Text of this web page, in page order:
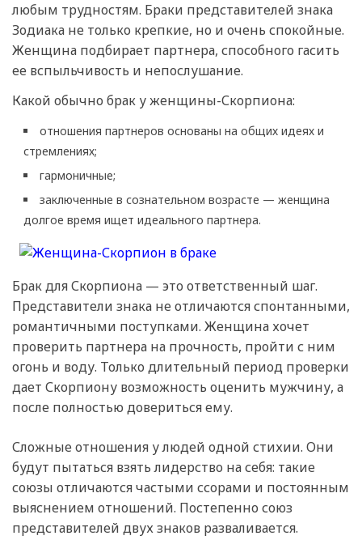
любым трудностям. Браки представителей знака
Зодиака не только крепкие, но и очень спокойные.
Женщина подбирает партнера, способного гасить
ее вспыльчивость и непослушание.
Какой обычно брак у женщины-Скорпиона:
отношения партнеров основаны на общих идеях и
стремлениях;
гармоничные;
заключенные в сознательном возрасте — женщина
долгое время ищет идеального партнера.
Брак для Скорпиона — это ответственный шаг.
Представители знака не отличаются спонтанными,
романтичными поступками. Женщина хочет
проверить партнера на прочность, пройти с ним
огонь и воду. Только длительный период проверки
дает Скорпиону возможность оценить мужчину, а
после полностью довериться ему.
Сложные отношения у людей одной стихии. Они
будут пытаться взять лидерство на себя: такие
союзы отличаются частыми ссорами и постоянным
выяснением отношений. Постепенно союз
представителей двух знаков разваливается.